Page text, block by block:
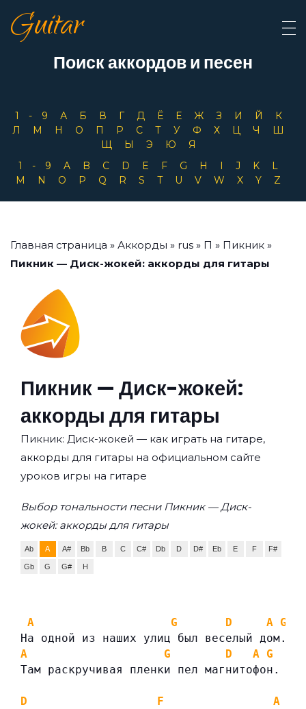
Guitar
Поиск аккордов и песен
1-9 А Б В Г Д Ё Е Ж З И Й
К
Л
М Н О П Р С Т У Ф Х Ц Ч
Ш
Щ
Ы Э Ю
Я
1-9
A B C D E F G H I J K
L
M
N O P Q R S T U V W X Y Z
Главная страница » Аккорды » rus » П » Пикник »
Пикник — Диск-жокей: аккорды для гитары
Пикник — Диск-жокей:
аккорды для гитары
Пикник: Диск-жокей — как играть на гитаре,
аккорды для гитары на официальном сайте
уроков игры на гитаре
Выбор тональности песни Пикник — Диск-
жокей: аккорды для гитары
Ab A A# Bb B C C# Db D D# Eb E F F#
Gb G G# H
A G D A G
На одной из наших улиц был веселый дом.
A
G D A G
Там раскручивая пленки пел магнитофон.
D F
A